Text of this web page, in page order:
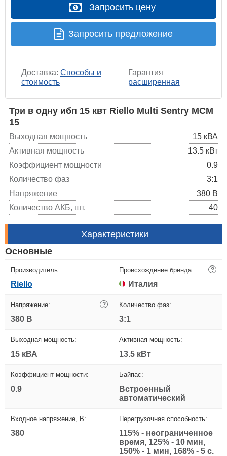
Запросить цену
Запросить предложение
Доставка: Способы и
стоимость
Гарантия
расширенная
Три в одну ибп 15 квт Riello Multi Sentry MCM
15
Выходная мощность
15 кВА
Активная мощность
13.5 кВт
Коэффициент мощности
0.9
Количество фаз
3:1
Напряжение
380 В
Количество АКБ, шт.
40
Характеристики
Основные
Производитель:
Riello
Происхождение бренда: ?
Италия
Напряжение: ?
380 В
Количество фаз:
3:1
Выходная мощность:
15 кВА
Активная мощность:
13.5 кВт
Коэффициент мощности:
0.9
Байпас:
Встроенный
автоматический
Входное напряжение, В:
380
Перегрузочная способность:
115% - неограниченное
время, 125% - 10 мин,
150% - 1 мин, 168% - 5 с.